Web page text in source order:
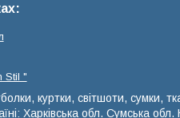
Stil "
куртки, світшоти, сумки,
Харківська обл. Сумська